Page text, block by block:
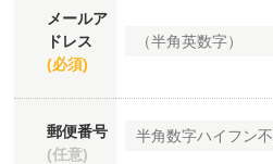
メールア
ドレス
(必須)
郵便番号
(任意)